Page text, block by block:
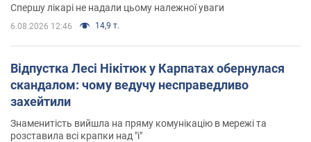
Спершу лікарі не надали цьому належної уваги
6.08.2026 12:46 14,9 т.
Відпустка Лесі Нікітюк у Карпатах обернулася
скандалом: чому ведучу несправедливо
захейтили
Знаменитість вийшла на пряму комунікацію в мережі та
розставила всі крапки над "і"